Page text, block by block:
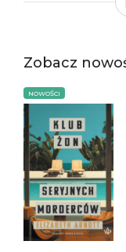
Zobacz
NOWOŚCI